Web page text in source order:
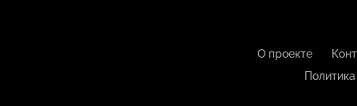
О проекте